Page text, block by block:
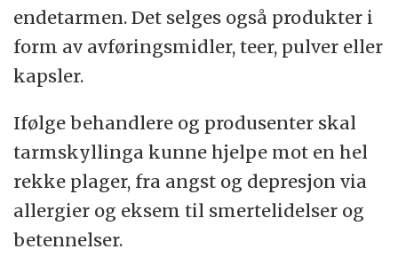
endetarmen. Det selges også produkter i
form av avføringsmidler, teer, pulver eller
kapsler.
Ifølge behandlere og produsenter skal
tarmskyllinga kunne hjelpe mot en hel
rekke plager, fra angst og depresjon via
allergier og eksem til smertelidelser og
betennelser.